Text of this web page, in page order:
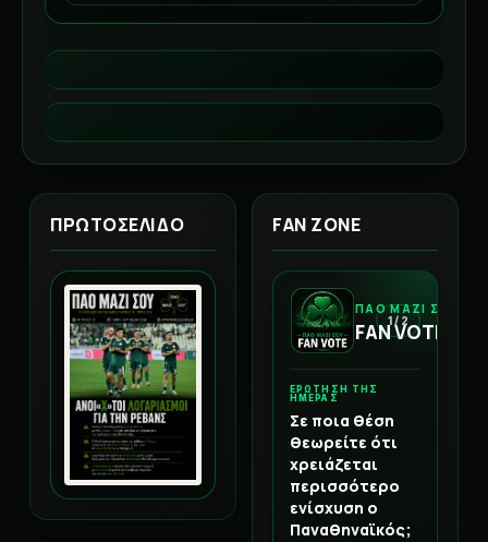
ΠΡΩΤΟΣΕΛΙΔΟ FAN ZONE
ΠΑΟ ΜΑΖΙ ΣΟΥ
FAN VOTE
1 / 2
ΕΡΩΤΗΣΗ ΤΗΣ
ΗΜΕΡΑΣ
Σε ποια θέση
θεωρείτε ότι
χρειάζεται
περισσότερο
ενίσχυση ο
Παναθηναϊκός;